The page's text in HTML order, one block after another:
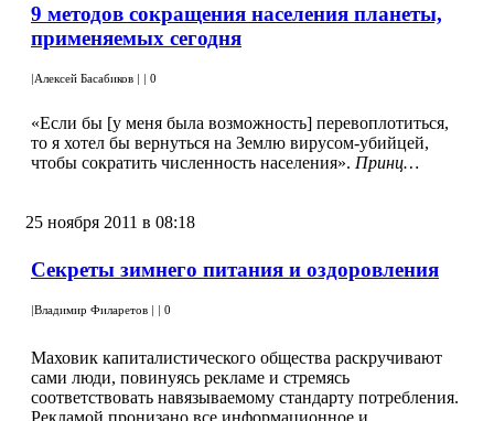
9 методов сокращения населения планеты,
применяемых сегодня
|Алексей Басабиков | | 0
«Если бы [у меня была возможность] перевоплотиться,
то я хотел бы вернуться на Землю вирусом-убийцей,
чтобы сократить численность населения». Принц…
25 ноября 2011 в 08:18
Секреты зимнего питания и оздоровления
|Владимир Филаретов | | 0
Маховик капиталистического общества раскручивают
сами люди, повинуясь рекламе и стремясь
соответствовать навязываемому стандарту потребления.
Рекламой пронизано все информационное и